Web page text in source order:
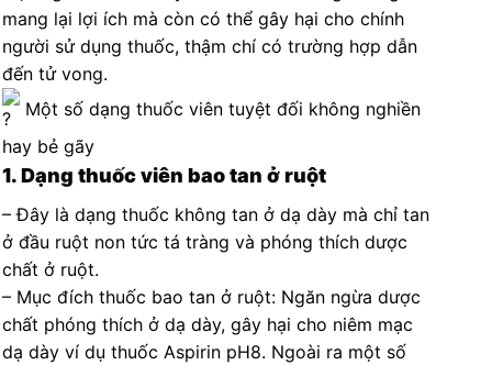
mang lại lợi ích mà còn có thể gây hại cho chính
người sử dụng thuốc, thậm chí có trường hợp dẫn
đến tử vong.
Một số dạng thuốc viên tuyệt đối không nghiền
hay bẻ gãy
1. Dạng thuốc viên bao tan ở ruột
– Đây là dạng thuốc không tan ở dạ dày mà chỉ tan
ở đầu ruột non tức tá tràng và phóng thích dược
chất ở ruột.
– Mục đích thuốc bao tan ở ruột: Ngăn ngừa dược
chất phóng thích ở dạ dày, gây hại cho niêm mạc
dạ dày ví dụ thuốc Aspirin pH8. Ngoài ra một số